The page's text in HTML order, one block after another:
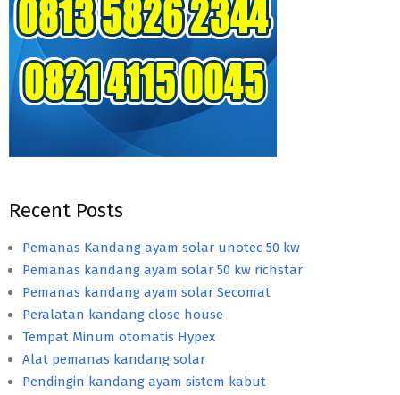
Recent Posts
Pemanas Kandang ayam solar unotec 50 kw
Pemanas kandang ayam solar 50 kw richstar
Pemanas kandang ayam solar Secomat
Peralatan kandang close house
Tempat Minum otomatis Hypex
Alat pemanas kandang solar
Pendingin kandang ayam sistem kabut